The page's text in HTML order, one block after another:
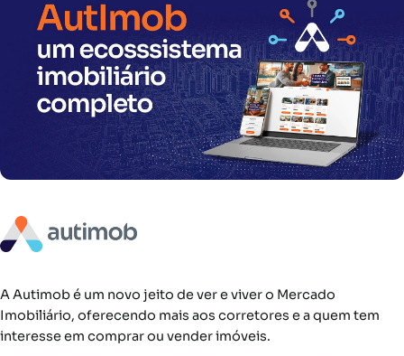
A Autimob é um novo jeito de ver e viver o Mercado
Imobiliário, oferecendo mais aos corretores e a quem tem
interesse em comprar ou vender imóveis.